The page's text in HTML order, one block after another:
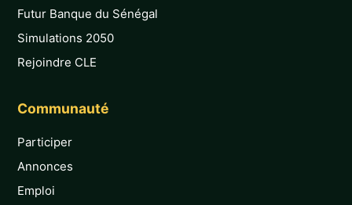
Futur Banque du Sénégal
Simulations 2050
Rejoindre CLE
Communauté
Participer
Annonces
Emploi